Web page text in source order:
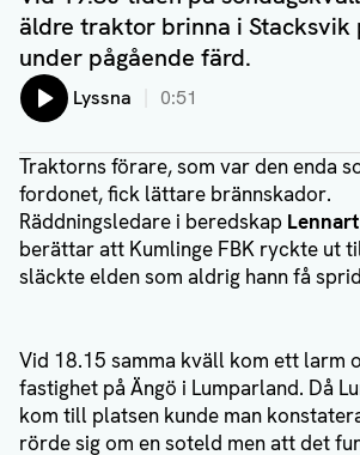
äldre traktor brinna i Stacksvik
under pågående färd.
Lyssna 0:51
Traktorns förare, som var den enda
fordonet, fick lättare brännskador.
Räddningsledare i beredskap
berättar att Kumlinge FBK ryckte ut
släckte elden som aldrig hann få
Vid 18.15 samma kväll kom ett larm
fastighet på Ängö i Lumparland. Då
kom till platsen kunde man
rörde sig om en soteld men att det